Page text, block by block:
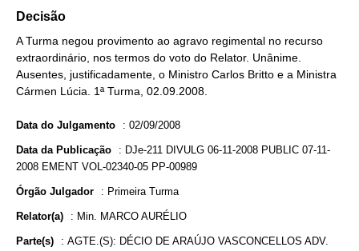
Decisão
A Turma negou provimento ao agravo regimental no recurso
extraordinário, nos termos do voto do Relator. Unânime.
Ausentes, justificadamente, o Ministro Carlos Britto e a Ministra
Cármen Lúcia. 1ª Turma, 02.09.2008.
Data do Julgamento : 02/09/2008
Data da Publicação : DJe-211 DIVULG 06-11-2008 PUBLIC 07-11-
2008 EMENT VOL-02340-05 PP-00989
Órgão Julgador : Primeira Turma
Relator(a) : Min. MARCO AURÉLIO
Parte(s) : AGTE.(S): DÉCIO DE ARAÚJO VASCONCELLOS ADV.